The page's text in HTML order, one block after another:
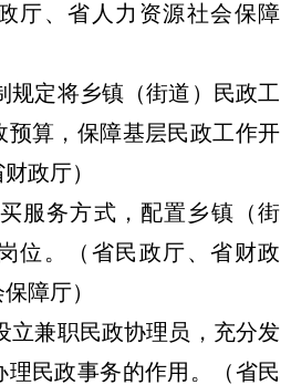
厅、省人力资源社会保障
定将乡镇（街道）民政工
预算，保障基层民政工作开
政厅）
务方式，配置乡镇（街
位。（省民政厅、省财政
障厅）
兼职民政协理员，充分发
民政事务的作用。（省民